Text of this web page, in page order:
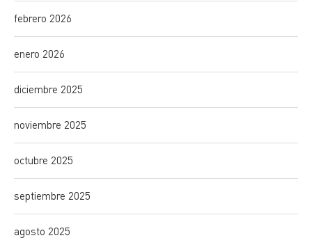
febrero 2026
enero 2026
diciembre 2025
noviembre 2025
octubre 2025
septiembre 2025
agosto 2025